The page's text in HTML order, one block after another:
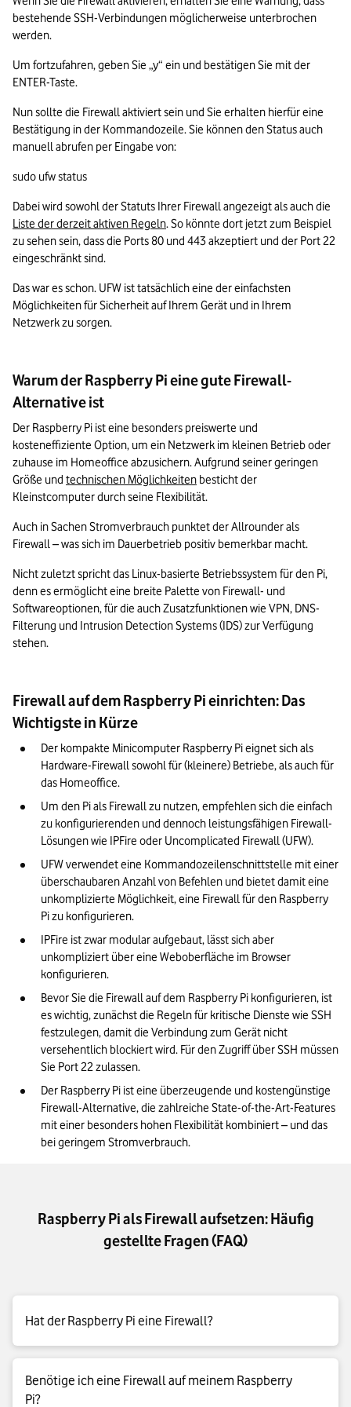
bestehende SSH-Verbindungen möglicherweise unterbrochen
werden.
Um fortzufahren, geben Sie „y“ ein und bestätigen Sie mit der
ENTER-Taste.
Nun sollte die Firewall aktiviert sein und Sie erhalten hierfür eine
Bestätigung in der Kommandozeile. Sie können den Status auch
manuell abrufen per Eingabe von:
sudo ufw status
Liste der derzeit aktiven Regeln. So könnte dort jetzt zum Beispiel
zu sehen sein, dass die Ports 80 und 443 akzeptiert und der Port 22
eingeschränkt sind.
Das war es schon. UFW ist tatsächlich eine der einfachsten
Möglichkeiten für Sicherheit auf Ihrem Gerät und in Ihrem
Netzwerk zu sorgen.
Warum der Raspberry Pi eine gute Firewall-
Alternative ist
Der Raspberry Pi ist eine besonders preiswerte und
kosteneffiziente Option, um ein Netzwerk im kleinen Betrieb oder
zuhause im Homeoffice abzusichern. Aufgrund seiner geringen
Größe und technischen Möglichkeiten besticht der
Kleinstcomputer durch seine Flexibilität.
Auch in Sachen Stromverbrauch punktet der Allrounder als
Firewall – was sich im Dauerbetrieb positiv bemerkbar macht.
Nicht zuletzt spricht das Linux-basierte Betriebssystem für den Pi,
denn es ermöglicht eine breite Palette von Firewall- und
Softwareoptionen, für die auch Zusatzfunktionen wie VPN, DNS-
Filterung und Intrusion Detection Systems (IDS) zur Verfügung
stehen.
Firewall auf dem Raspberry Pi einrichten: Das
Wichtigste in Kürze
Der kompakte Minicomputer Raspberry Pi eignet sich als
Hardware-Firewall sowohl für (kleinere) Betriebe, als auch für
das Homeoffice.
Um den Pi als Firewall zu nutzen, empfehlen sich die einfach
zu konfigurierenden und dennoch leistungsfähigen Firewall-
Lösungen wie IPFire oder Uncomplicated Firewall (UFW).
UFW verwendet eine Kommandozeilenschnittstelle mit einer
überschaubaren Anzahl von Befehlen und bietet damit eine
unkomplizierte Möglichkeit, eine Firewall für den Raspberry
Pi zu konfigurieren.
IPFire ist zwar modular aufgebaut, lässt sich aber
unkompliziert über eine Weboberfläche im Browser
konfigurieren.
Bevor Sie die Firewall auf dem Raspberry Pi konfigurieren, ist
es wichtig, zunächst die Regeln für kritische Dienste wie SSH
festzulegen, damit die Verbindung zum Gerät nicht
versehentlich blockiert wird. Für den Zugriff über SSH müssen
Sie Port 22 zulassen.
Der Raspberry Pi ist eine überzeugende und kostengünstige
Firewall-Alternative, die zahlreiche State-of-the-Art-Features
mit einer besonders hohen Flexibilität kombiniert – und das
bei geringem Stromverbrauch.
Raspberry Pi als Firewall aufsetzen: Häufig
gestellte Fragen (FAQ)
Hat der Raspberry Pi eine Firewall?
Der Raspberry Pi besitzt ab Werk keine Firewall. Sie können
den Minicomputer aber als Hardware-Firewall nutzen. Diese
Benötige ich eine Firewall auf meinem Raspberry
Pi?